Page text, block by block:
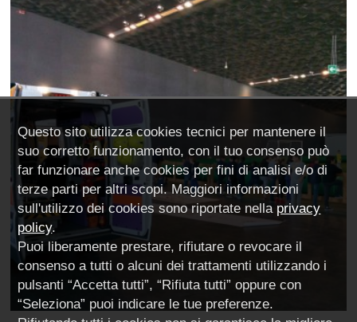
Questo sito utilizza cookies tecnici per mantenere il
suo corretto funzionamento, con il tuo consenso può
far funzionare anche cookies per fini di analisi e/o di
terze parti per altri scopi. Maggiori informazioni
sull'utilizzo dei cookies sono riportate nella privacy
policy.
Puoi liberamente prestare, rifiutare o revocare il
consenso a tutti o alcuni dei trattamenti utilizzando i
pulsanti “Accetta tutti”, “Rifiuta tutti” oppure con
“Seleziona” puoi indicare le tue preferenze.